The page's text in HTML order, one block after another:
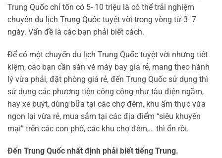
Trung Quốc chỉ tốn có 5- 10 triệu là có thể trải nghiệm
chuyến du lịch Trung Quốc tuyệt vời trong vòng từ 3- 7
ngày. Vấn đề là các bạn phải biết cách.
Để có một chuyến du lịch Trung Quốc tuyệt vời nhưng tiết
kiệm, các bạn cần săn vé máy bay giá rẻ, mang theo hành
lý vừa phải, đặt phòng giá rẻ, đến Trung Quốc sử dụng thì
sử dụng các phương tiện công cộng như tàu điện ngầm,
hay xe buýt, dùng bữa tại các chợ đêm, khu ẩm thực vừa
ngon lại vừa rẻ, mua sắm tại các địa điểm “siêu khuyến
mại” trên các con phố, các khu chợ đêm,… thì ổn rồi.
Đến Trung Quốc nhất định phải biết tiếng Trung.